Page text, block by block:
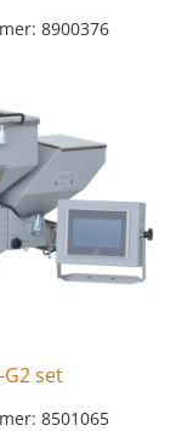
8900376
G2 set
8501065